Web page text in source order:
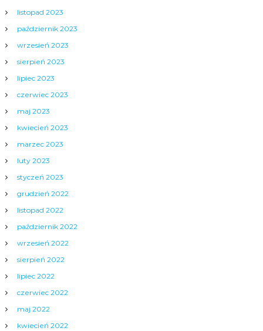
listopad 2023
październik 2023
wrzesień 2023
sierpień 2023
lipiec 2023
czerwiec 2023
maj 2023
kwiecień 2023
marzec 2023
luty 2023
styczeń 2023
grudzień 2022
listopad 2022
październik 2022
wrzesień 2022
sierpień 2022
lipiec 2022
czerwiec 2022
maj 2022
kwiecień 2022